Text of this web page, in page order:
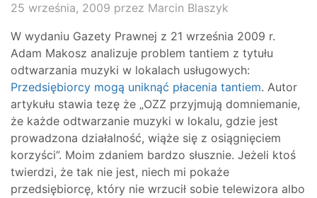
25 września, 2009 przez Marcin Blaszyk
W wydaniu Gazety Prawnej z 21 września 2009 r.
Adam Makosz analizuje problem tantiem z tytułu
odtwarzania muzyki w lokalach usługowych:
Przedsiębiorcy mogą uniknąć płacenia tantiem. Autor
artykułu stawia tezę że „OZZ przyjmują domniemanie,
że każde odtwarzanie muzyki w lokalu, gdzie jest
prowadzona działalność, wiąże się z osiągnięciem
korzyści”. Moim zdaniem bardzo słusznie. Jeżeli ktoś
twierdzi, że tak nie jest, niech mi pokaże
przedsiębiorcę, który nie wrzucił sobie telewizora albo